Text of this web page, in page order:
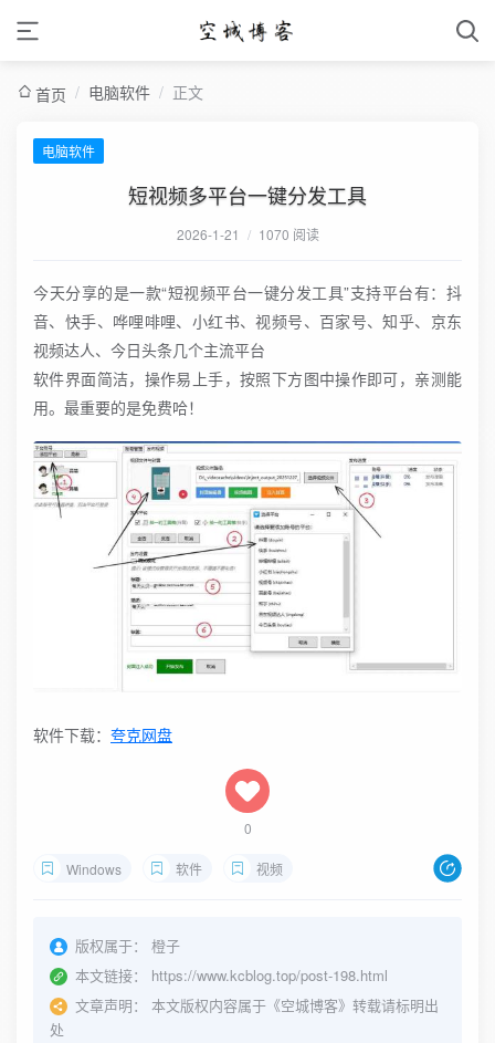
首页 / 电脑软件 / 正文
电脑软件
短视频多平台一键分发工具
2026-1-21 / 1070 阅读
今天分享的是一款“短视频平台一键分发工具”支持平台有：抖
音、快手、哗哩啡哩、小红书、视频号、百家号、知乎、京东
视频达人、今日头条几个主流平台
软件界面简洁，操作易上手，按照下方图中操作即可，亲测能
用。最重要的是免费哈！
软件下载： 夸克网盘
0
Windows 软件 视频
版权属于：
橙子
本文链接：
https://www.kcblog.top/post-198.html
文章声明：
本文版权内容属于《空城博客》转载请标明出
处